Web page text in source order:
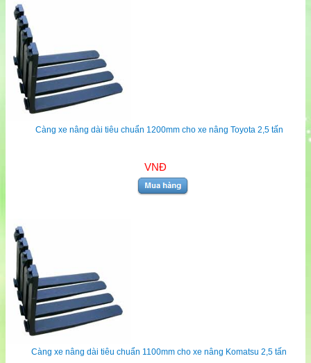
Càng xe nâng dài tiêu chuẩn 1200mm cho xe nâng Toyota 2,5 tấn
VNĐ
Càng xe nâng dài tiêu chuẩn 1100mm cho xe nâng Komatsu 2,5 tấn